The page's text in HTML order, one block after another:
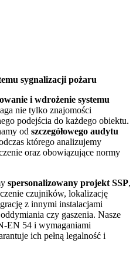
sygnalizacji pożaru
i wdrożenie systemu
nie tylko znajomości
podejścia do każdego obiektu.
od szczegółowego audytu
którego analizujemy
oraz obowiązujące normy
spersonalizowany projekt SSP,
czujników, lokalizację
z innymi instalacjami
czy gaszenia. Nasze
EN 54 i wymaganiami
ich pełną legalność i